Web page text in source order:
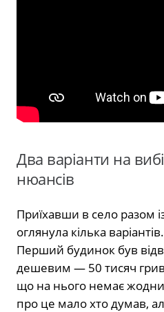
Два варіанти на
нюансів
Приїхавши в село разом
оглянула кілька варіантів.
Перший будинок був
дешевим — 50 тисяч
що на нього немає
про це мало хто думав,